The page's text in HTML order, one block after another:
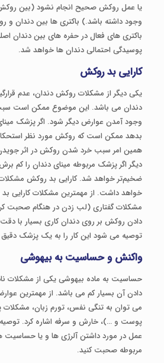
یا عمل روکش صحیح انجام نشود (بین
وجود داشته باشد.) باکتری ها بین دندان و
باکتری های فعال در حفره های بین دندان
پوسیدگی احتمالی دندان ها خواهد شد.
کارایی بد روکش
یکی دیگر از مشکلات روکش دندان، عدم
دندان می باشد. این موضوع ممکن است
وجود آمدن عوارض دیگر شود. اگر پزشک
بدهد ممکن است که روکش مورد نظر
همین امر سبب خرد شدن روکش در اثر
دیگر اگر پزشک مربوطه مینای دندان را کم
ضخیم‌تر خواهد شد. کارایی بد روکش مشکلات
خواهد داشت. از مهمترین مشکلات کارایی
مشکلات گفتاری (لب زدن در هنگام صحبت
دادن روکش بر روی دندان کاری بسیار با
توصیه می شود این کار را به یک پزشک دقیق
واکنش و حساسیت به بیهوشی
حساسیت به ماده بیهوشی یکی از مشکلات
دادن آن بسیار کم می باشد. از مهمترین
می توان به تنگی نفس، تورم زبان، مشکلات
پوست و …)، خارش و سرفه اشاره کرد.
عمل در مورد داشتن آلرژی ها و یا
مربوطه صحبت کنید.